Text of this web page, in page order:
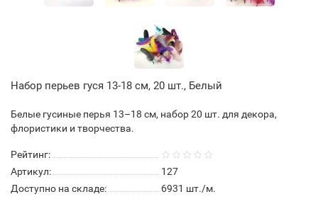
Набор перьев гуся 13-18 см, 20 шт., Белый
Белые гусиные перья 13–18 см, набор 20 шт. для декора,
флористики и творчества.
Рейтинг:
Артикул:
127
Доступно на складе:
6931 шт./м.